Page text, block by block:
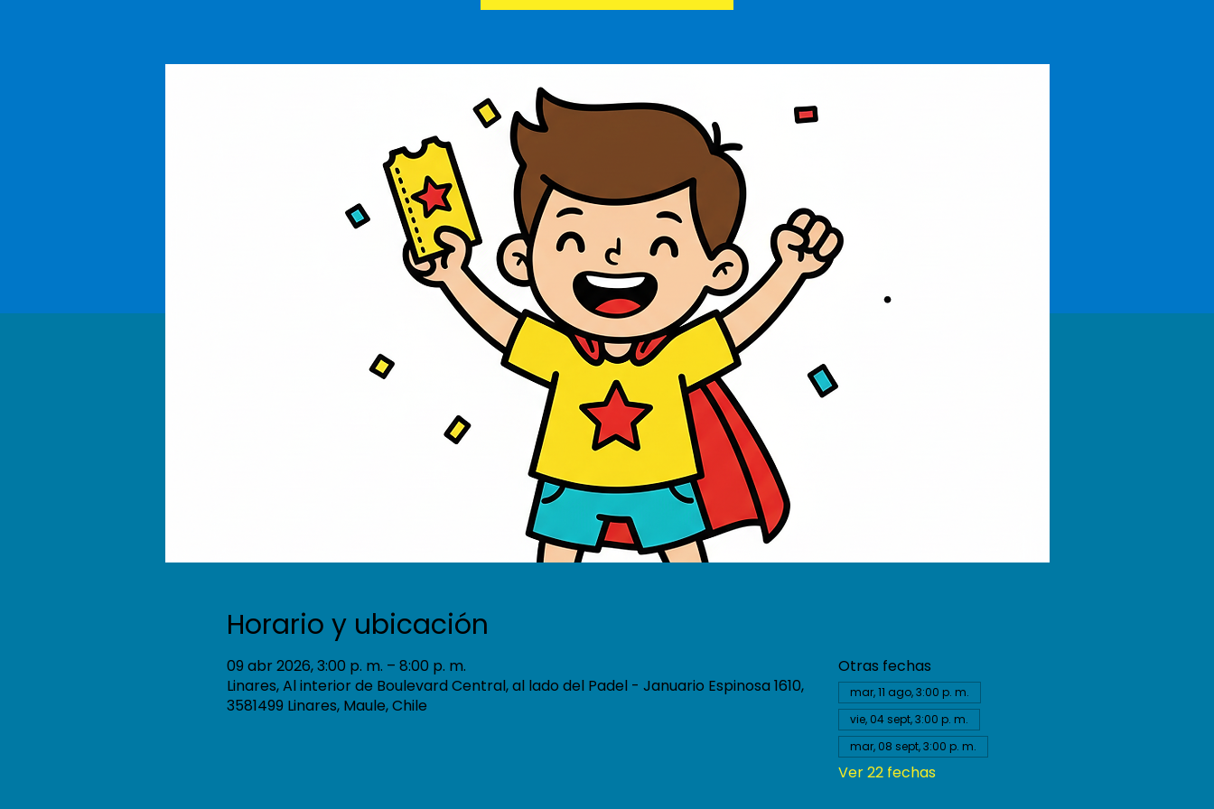
Horario y ubicación
09 abr 2026, 3:00 p. m. – 8:00 p. m.
Linares, Al interior de Boulevard Central, al lado del Padel - Januario Espinosa 1610,
3581499 Linares, Maule, Chile
Otras fechas
mar, 11 ago, 3:00 p. m.
vie, 04 sept, 3:00 p. m.
mar, 08 sept, 3:00 p. m.
Ver 22 fechas